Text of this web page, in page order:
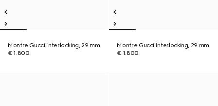
Montre Gucci Interlocking, 29 mm
€ 1.800
Montre Gucci Interlocking, 29 mm
€ 1.800